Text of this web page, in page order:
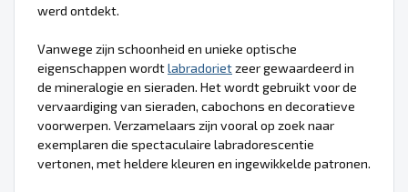
werd ontdekt.
Vanwege zijn schoonheid en unieke optische
eigenschappen wordtlabradorietzeer gewaardeerd in
de mineralogie en sieraden. Het wordt gebruikt voor de
vervaardiging van sieraden, cabochons en decoratieve
voorwerpen. Verzamelaars zijn vooral op zoek naar
exemplaren die spectaculaire labradorescentie
vertonen, met heldere kleuren en ingewikkelde patronen.